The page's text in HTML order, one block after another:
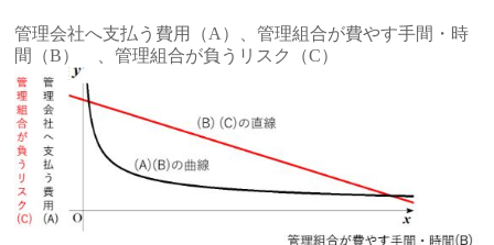
管理会社へ支払う費用（A）、管理組合が費やす手間・時
間（B） 、管理組合が負うリスク（C）